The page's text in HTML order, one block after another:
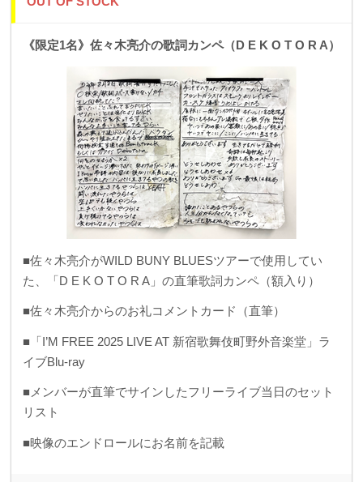
《限定1名》佐々木亮介の歌詞カンペ（D E K O T O R A）
■佐々木亮介がWILD BUNY BLUESツアーで使用してい
た、「D E K O T O R A」の直筆歌詞カンペ（額入り）
■佐々木亮介からのお礼コメントカード（直筆）
■「I’M FREE 2025 LIVE AT 新宿歌舞伎町野外音楽堂」ラ
イブBlu-ray
■メンバーが直筆でサインしたフリーライブ当日のセット
リスト
■映像のエンドロールにお名前を記載